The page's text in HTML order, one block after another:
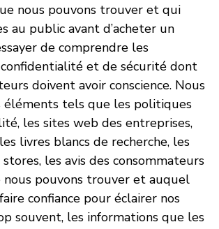
nous pouvons trouver et qui
au public avant d’acheter un
de comprendre les
et de sécurité dont
doivent avoir conscience. Nous
éléments tels que les politiques
les sites web des entreprises,
livres blancs de recherche, les
les avis des consommateurs
pouvons trouver et auquel
confiance pour éclairer nos
souvent, les informations que les